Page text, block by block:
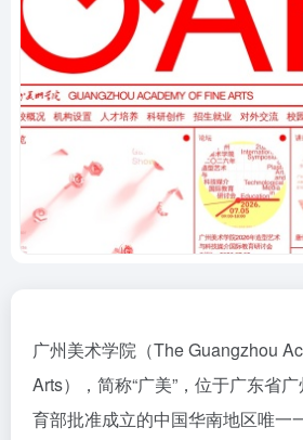
广州美术学院（The Guangzhou
Arts），简称“广美”，位于广东省
育部批准成立的中国华南地区唯一